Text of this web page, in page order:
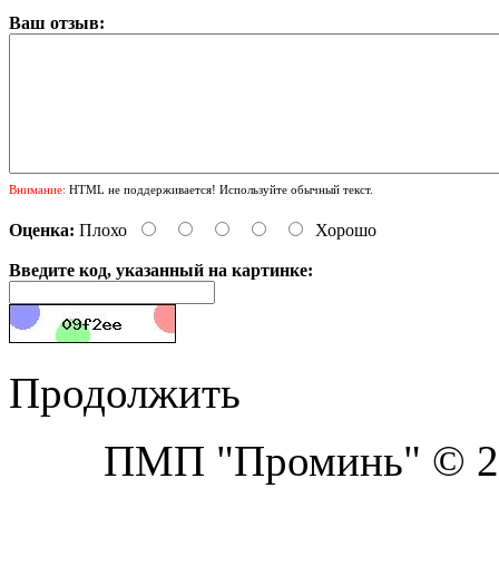
Ваш отзыв:
Внимание: HTML не поддерживается! Используйте обычный текст.
Оценка: Плохо Хорошо
Введите код, указанный на картинке:
Продолжить
ПМП "Проминь" ©